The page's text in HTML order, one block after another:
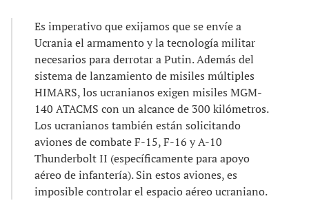
Es imperativo que exijamos que se envíe a
Ucrania el armamento y la tecnología militar
necesarios para derrotar a Putin. Además del
sistema de lanzamiento de misiles múltiples
HIMARS, los ucranianos exigen misiles MGM-
140 ATACMS con un alcance de 300 kilómetros.
Los ucranianos también están solicitando
aviones de combate F-15, F-16 y A-10
Thunderbolt II (específicamente para apoyo
aéreo de infantería). Sin estos aviones, es
imposible controlar el espacio aéreo ucraniano.